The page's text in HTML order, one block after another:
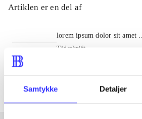
Samtykke Detaljer
Artiklen er en del af
lorem ipsum dolor sit amet ...
Tidsskrift
Artiklerne i